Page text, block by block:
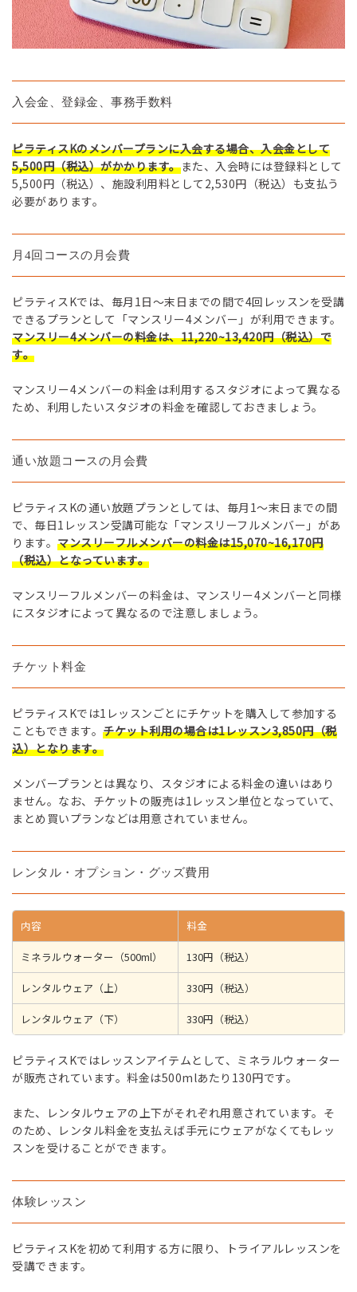
入会金、登録金、事務手数料
ピラティスKのメンバープランに入会する場合、入会金として
5,500円（税込）がかかります。また、入会時には登録料として
5,500円（税込）、施設利用料として2,530円（税込）も支払う
必要があります。
月4回コースの月会費
ピラティスKでは、毎月1日～末日までの間で4回レッスンを受講
できるプランとして「マンスリー4メンバー」が利用できます。
マンスリー4メンバーの料金は、11,220~13,420円（税込）で
す。
マンスリー4メンバーの料金は利用するスタジオによって異なる
ため、利用したいスタジオの料金を確認しておきましょう。
通い放題コースの月会費
ピラティスKの通い放題プランとしては、毎月1～末日までの間
で、毎日1レッスン受講可能な「マンスリーフルメンバー」があ
ります。 マンスリーフルメンバーの料金は15,070~16,170円
（税込）となっています。
マンスリーフルメンバーの料金は、マンスリー4メンバーと同様
にスタジオによって異なるので注意しましょう。
チケット料金
ピラティスKでは1レッスンごとにチケットを購入して参加する
こともできます。 チケット利用の場合は1レッスン3,850円（税
込）となります。
メンバープランとは異なり、スタジオによる料金の違いはあり
ません。なお、チケットの販売は1レッスン単位となっていて、
まとめ買いプランなどは用意されていません。
レンタル・オプション・グッズ費用
内容 料金
ミネラルウォーター（500ml） 130円（税込）
レンタルウェア（上） 330円（税込）
レンタルウェア（下） 330円（税込）
ピラティスKではレッスンアイテムとして、ミネラルウォーター
が販売されています。料金は500mlあたり130円です。
また、レンタルウェアの上下がそれぞれ用意されています。そ
のため、レンタル料金を支払えば手元にウェアがなくてもレッ
スンを受けることができます。
体験レッスン
ピラティスKを初めて利用する方に限り、トライアルレッスンを
受講できます。